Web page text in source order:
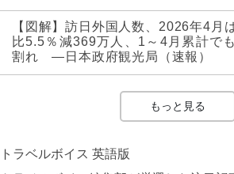
【図解】訪日外国人数、2026年4月
比5.5％減369万人、1～4月累計で
割れ ―日本政府観光局（速報）
もっと見る
トラベルボイス 英語版